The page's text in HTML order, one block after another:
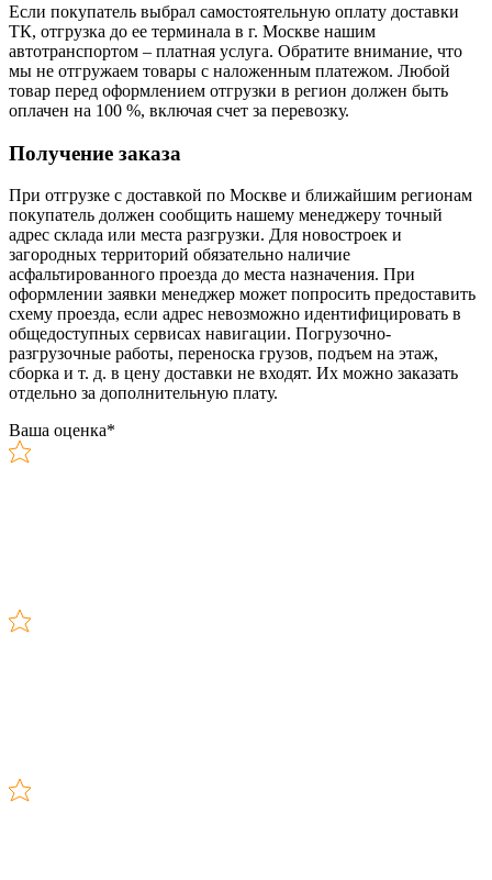
Если покупатель выбрал самостоятельную оплату доставки
ТК, отгрузка до ее терминала в г. Москве нашим
автотранспортом – платная услуга. Обратите внимание, что
мы не отгружаем товары с наложенным платежом. Любой
товар перед оформлением отгрузки в регион должен быть
оплачен на 100 %, включая счет за перевозку.
Получение заказа
При отгрузке с доставкой по Москве и ближайшим регионам
покупатель должен сообщить нашему менеджеру точный
адрес склада или места разгрузки. Для новостроек и
загородных территорий обязательно наличие
асфальтированного проезда до места назначения. При
оформлении заявки менеджер может попросить предоставить
схему проезда, если адрес невозможно идентифицировать в
общедоступных сервисах навигации. Погрузочно-
разгрузочные работы, переноска грузов, подъем на этаж,
сборка и т. д. в цену доставки не входят. Их можно заказать
отдельно за дополнительную плату.
Ваша оценка*